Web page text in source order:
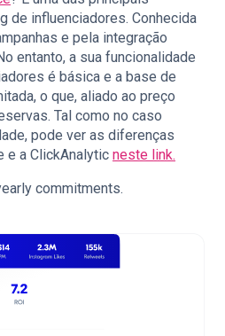
de influenciadores. Conhecida
e pela integração
entanto, a sua funcionalidade
é básica e a base de
o que, aliado ao preço
Tal como no caso
pode ver as diferenças
e a ClickAnalytic neste link.
commitments.